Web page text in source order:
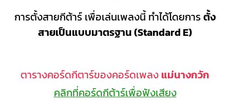
การตั้งสายกีต้าร์ เพื่อเล่นเพลงนี้ ทำได้โดยการตั้ง
สายเป็นแบบมาตรฐาน (Standard E)
ตารางคอร์ดกีตาร์ของคอร์ดเพลง แม่นางกวัก
คลิกที่คอร์ดกีต้าร์เพื่อฟังเสียง